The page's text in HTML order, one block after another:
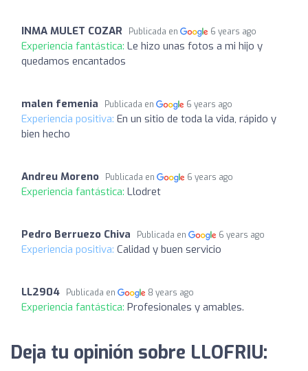
INMA MULET COZAR Publicada en 6 years ago
Experiencia fantástica: Le hizo unas fotos a mi hijo y
quedamos encantados
malen femenia Publicada en 6 years ago
Experiencia positiva: En un sitio de toda la vida, rápido y
bien hecho
Andreu Moreno Publicada en 6 years ago
Experiencia fantástica: Llodret
Pedro Berruezo Chiva Publicada en 6 years ago
Experiencia positiva: Calidad y buen servicio
LL2904 Publicada en 8 years ago
Experiencia fantástica: Profesionales y amables.
Deja tu opinión sobre LLOFRIU: